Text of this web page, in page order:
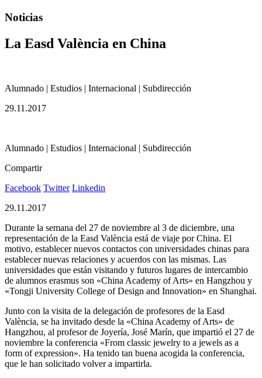
Noticias
La Easd València en China
Alumnado | Estudios | Internacional | Subdirección
29.11.2017
Alumnado | Estudios | Internacional | Subdirección
Compartir
Facebook Twitter Linkedin
29.11.2017
Durante la semana del 27 de noviembre al 3 de diciembre, una
representación de la Easd València está de viaje por China. El
motivo, establecer nuevos contactos con universidades chinas para
establecer nuevas relaciones y acuerdos con las mismas. Las
universidades que están visitando y futuros lugares de intercambio
de alumnos erasmus son «China Academy of Arts» en Hangzhou y
«Tongji University College of Design and Innovation» en Shanghai.
Junto con la visita de la delegación de profesores de la Easd
València, se ha invitado desde la «China Academy of Arts» de
Hangzhou, al profesor de Joyería, José Marín, que impartió el 27 de
noviembre la conferencia «From classic jewelry to a jewels as a
form of expression». Ha tenido tan buena acogida la conferencia,
que le han solicitado volver a impartirla.